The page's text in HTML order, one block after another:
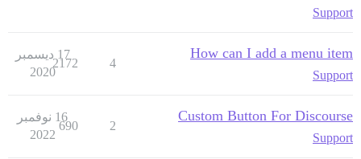
Support
How can I add a menu item
Support
4
2172
17 ديسمبر
2020
Custom Button For Discourse
Support
2
690
16 نوفمبر
2022